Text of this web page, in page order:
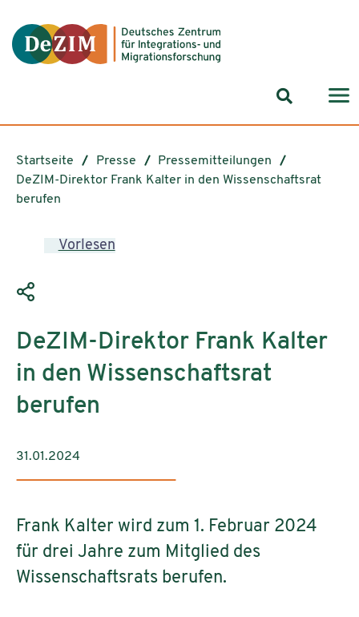
Startseite Presse
Pressemitteilungen
DeZIM-Direktor Frank Kalter in den Wissenschaftsrat
berufen
Vorlesen
DeZIM-Direktor Frank Kalter
in den Wissenschaftsrat
berufen
31.01.2024
Frank Kalter wird zum 1. Februar 2024
für drei Jahre zum Mitglied des
Wissenschaftsrats berufen.